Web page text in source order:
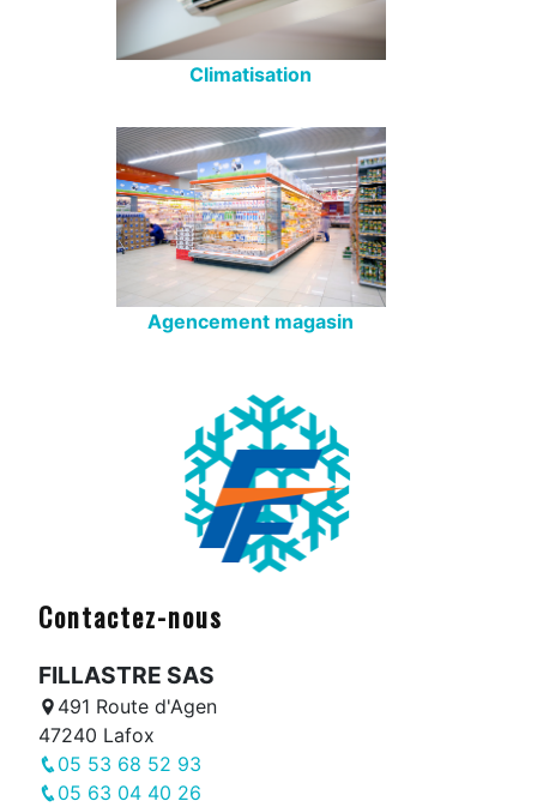
Climatisation
Agencement magasin
Contactez-nous
FILLASTRE SAS
491 Route d'Agen
47240 Lafox
05 53 68 52 93
05 63 04 40 26